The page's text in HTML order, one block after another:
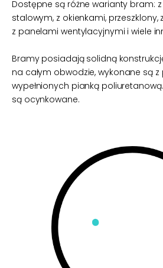
Dostępne są różne warianty bram:
stalowym, z okienkami,
z panelami wentylacyjnymi i wiele
Bramy posiadają solidną
na całym obwodzie, wykonane są
wypełnionych pianką
są ocynkowane.